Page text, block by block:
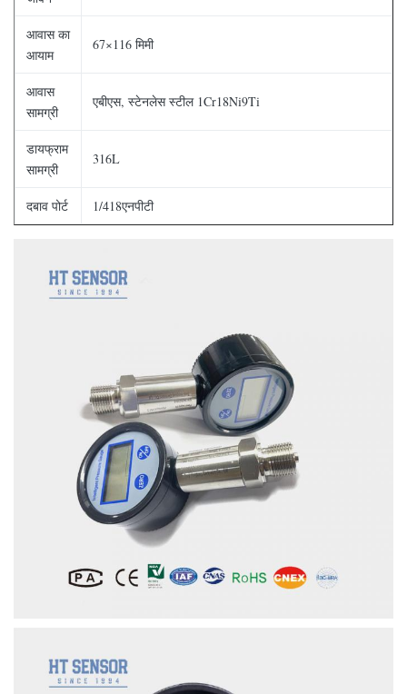
आवास का
आयाम
67×116 मिमी
आवास
सामग्री
एबीएस, स्टेनलेस स्टील 1Cr18Ni9Ti
डायफ्राम
सामग्री
316L
दबाव पोर्ट 1/418एनपीटी